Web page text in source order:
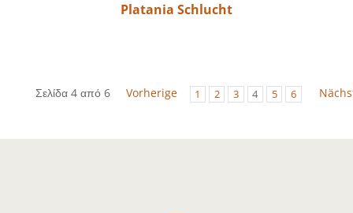
Platania Schlucht
Σελίδα 4 από 6 Vorherige 1 2 3 4 5 6